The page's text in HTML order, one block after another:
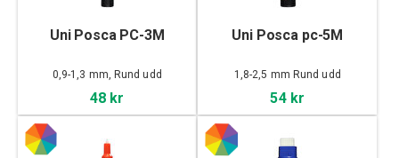
Uni Posca PC-3M
0,9-1,3 mm, Rund udd
48 kr
Uni Posca pc-5M
1,8-2,5 mm Rund udd
54 kr